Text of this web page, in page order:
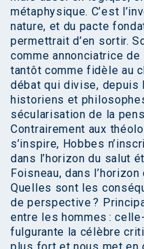
métaphysique. C’est
nature, et du pacte
permettrait d’en sortir.
comme annonciatrice
tantôt comme fidèle au
débat qui divise, depuis
historiens et
sécularisation de la
Contrairement aux
s’inspire, Hobbes
dans l’horizon du salut
Foisneau, dans
Quelles sont les
de perspective ?
entre les hommes :
fulgurante la célèbre